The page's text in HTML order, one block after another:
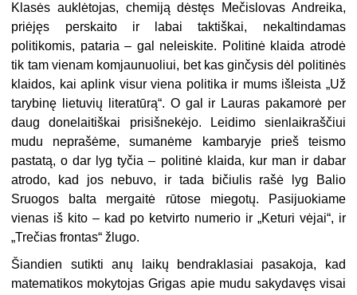
Klasės auklėtojas, chemiją dėstęs Mečislovas Andreika,
priėjęs perskaito ir labai taktiškai, nekaltindamas
politikomis, pataria – gal neleiskite. Politinė klaida atrodė
tik tam vienam komjaunuoliui, bet kas ginčysis dėl politinės
klaidos, kai aplink visur viena politika ir mums išleista „Už
tarybinę lietuvių literatūrą“. O gal ir Lauras pakamorė per
daug donelaitiškai prisišnekėjo. Leidimo sienlaikraščiui
mudu neprašėme, sumanėme kambaryje prieš teismo
pastatą, o dar lyg tyčia – politinė klaida, kur man ir dabar
atrodo, kad jos nebuvo, ir tada bičiulis rašė lyg Balio
Sruogos balta mergaitė rūtose miegotų. Pasijuokiame
vienas iš kito – kad po ketvirto numerio ir „Keturi vėjai“, ir
„Trečias frontas“ žlugo.
Šiandien sutikti anų laikų bendraklasiai pasakoja, kad
matematikos mokytojas Grigas apie mudu sakydavęs visai